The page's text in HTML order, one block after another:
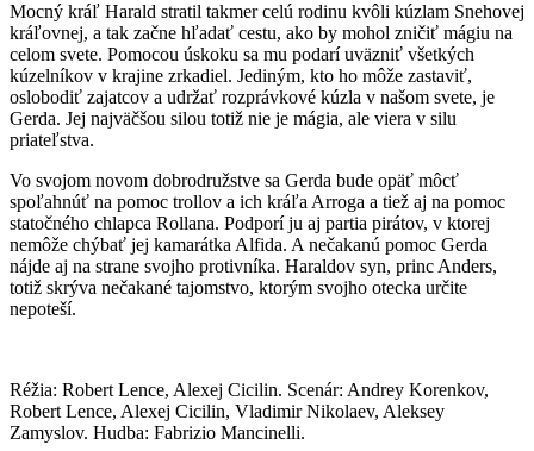
Mocný kráľ Harald stratil takmer celú rodinu kvôli kúzlam Snehovej
kráľovnej, a tak začne hľadať cestu, ako by mohol zničiť mágiu na
celom svete. Pomocou úskoku sa mu podarí uväzniť všetkých
kúzelníkov v krajine zrkadiel. Jediným, kto ho môže zastaviť,
oslobodiť zajatcov a udržať rozprávkové kúzla v našom svete, je
Gerda. Jej najväčšou silou totiž nie je mágia, ale viera v silu
priateľstva.
Vo svojom novom dobrodružstve sa Gerda bude opäť môcť
spoľahnúť na pomoc trollov a ich kráľa Arroga a tiež aj na pomoc
statočného chlapca Rollana. Podporí ju aj partia pirátov, v ktorej
nemôže chýbať jej kamarátka Alfida. A nečakanú pomoc Gerda
nájde aj na strane svojho protivníka. Haraldov syn, princ Anders,
totiž skrýva nečakané tajomstvo, ktorým svojho otecka určite
nepoteší.
Réžia: Robert Lence, Alexej Cicilin. Scenár: Andrey Korenkov,
Robert Lence, Alexej Cicilin, Vladimir Nikolaev, Aleksey
Zamyslov. Hudba: Fabrizio Mancinelli.